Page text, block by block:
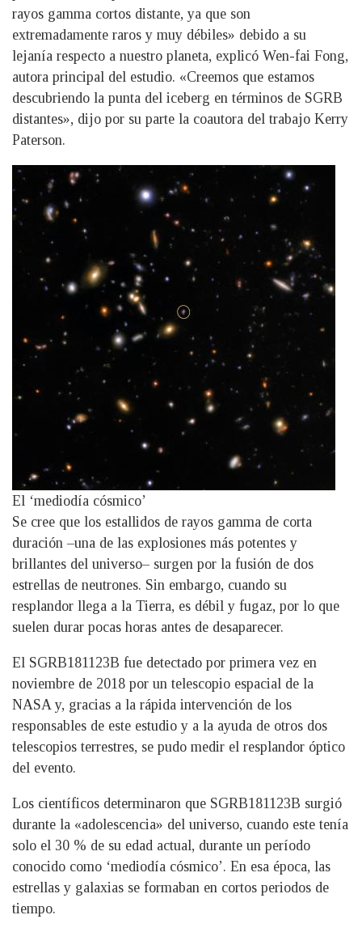
rayos gamma cortos distante, ya que son
extremadamente raros y muy débiles» debido a su
lejanía respecto a nuestro planeta, explicó Wen-fai Fong,
autora principal del estudio. «Creemos que estamos
descubriendo la punta del iceberg en términos de SGRB
distantes», dijo por su parte la coautora del trabajo Kerry
Paterson.
El ‘mediodía cósmico’
Se cree que los estallidos de rayos gamma de corta
duración –una de las explosiones más potentes y
brillantes del universo– surgen ​​por la fusión de dos
estrellas de neutrones. Sin embargo, cuando su
resplandor llega a la Tierra, es débil y fugaz, por lo que
suelen durar pocas horas antes de desaparecer.
El SGRB181123B fue detectado por primera vez en
noviembre de 2018 por un telescopio espacial de la
NASA y, gracias a la rápida intervención de los
responsables de este estudio y a la ayuda de otros dos
telescopios terrestres, se pudo medir el resplandor óptico
del evento.
Los científicos determinaron que SGRB181123B surgió
durante la «adolescencia» del universo, cuando este tenía
solo el 30 % de su edad actual, durante un período
conocido como ‘mediodía cósmico’. En esa época, las
estrellas y galaxias se formaban en cortos periodos de
tiempo.